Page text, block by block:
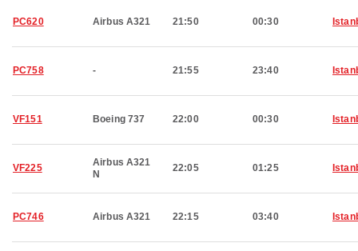
PC620 Airbus A321 21:50 00:30
PC758 - 21:55 23:40
VF151 Boeing 737 22:00 00:30
VF225
Airbus A321
N
22:05 01:25
PC746 Airbus A321 22:15 03:40